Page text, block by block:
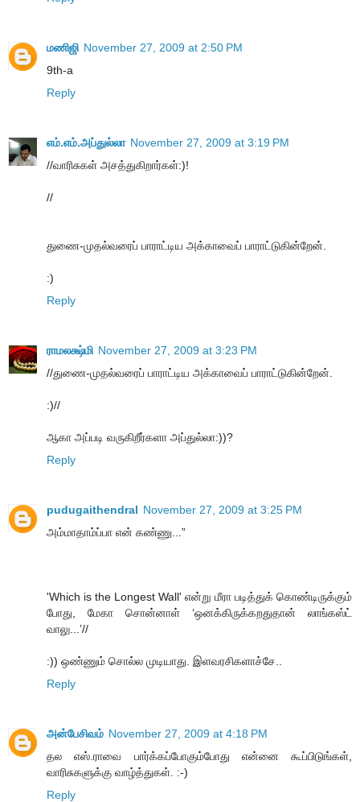
மணிஜி November 27, 2009 at 2:50 PM
9th-a
Reply
எம்.எம்.அப்துல்லா November 27, 2009 at 3:19 PM
//வாரிசுகள் அசத்துகிறார்கள்:)!
//
துணை-முதல்வரைப் பாராட்டிய அக்காவைப் பாராட்டுகின்றேன்.
:)
Reply
ராமலக்ஷ்மி November 27, 2009 at 3:23 PM
//துணை-முதல்வரைப் பாராட்டிய அக்காவைப் பாராட்டுகின்றேன்.
:)//
ஆகா அப்படி வருகிறீர்களா அப்துல்லா:))?
Reply
pudugaithendral November 27, 2009 at 3:25 PM
அம்மாதாம்ப்பா என் கண்ணு...”
'Which is the Longest Wall' என்று மீரா படித்துக் கொண்டிருக்கும்
போது, மேகா சொன்னாள் ‘ஒனக்கிருக்கறதுதான் லாங்கஸ்ட்
வாலு...’//
:)) ஒண்ணும் சொல்ல முடியாது. இளவரசிகளாச்சே..
Reply
அன்பேசிவம் November 27, 2009 at 4:18 PM
தல எஸ்.ராவை பார்க்கப்போகும்போது என்னை கூப்பிடுங்கள்,
வாரிசுகளுக்கு வாழ்த்துகள். :-)
Reply